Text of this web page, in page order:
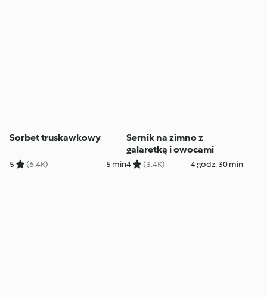
Sorbet truskawkowy
5 (6.4K) 5 min
Sernik na zimno z
galaretką i owocami
4 (3.4K) 4 godz. 30 min